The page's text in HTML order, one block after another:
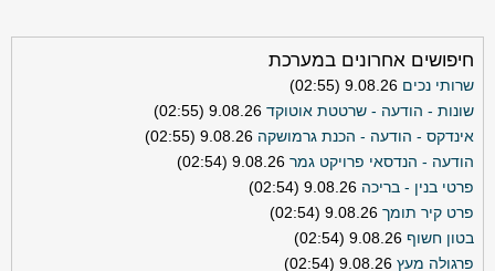
חיפושים אחרונים במערכת
שרותי נכים 9.08.26 (02:55)
שונות - הודעה - שרטטת אוטוקד 9.08.26 (02:55)
אינדקס - הודעה - הכנת גרמושקה 9.08.26 (02:55)
הודעה - הנדסאי פרויקט גמר 9.08.26 (02:54)
פרטי בנין - בריכה 9.08.26 (02:54)
פרט קיר תומך 9.08.26 (02:54)
בטון חשוף 9.08.26 (02:54)
פרגולה מעץ 9.08.26 (02:54)